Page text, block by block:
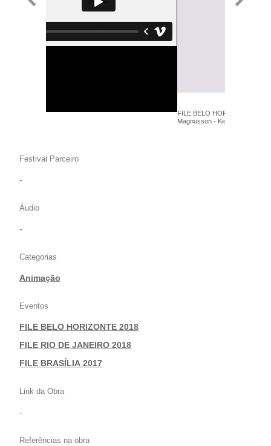
FILE BELO HORIZONTE 2018
Magnusson - KickFlip Grampa
Festival Parceiro
-
Áudio
-
Categorias
Animação
Eventos
FILE BELO HORIZONTE 2018
|FILE RIO DE JANEIRO 2018
|FILE BRASÍLIA 2017
Link da Obra
-
Referências na obra